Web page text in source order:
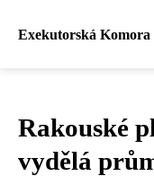
Exekutorská Komora
Rakouské
vydělá